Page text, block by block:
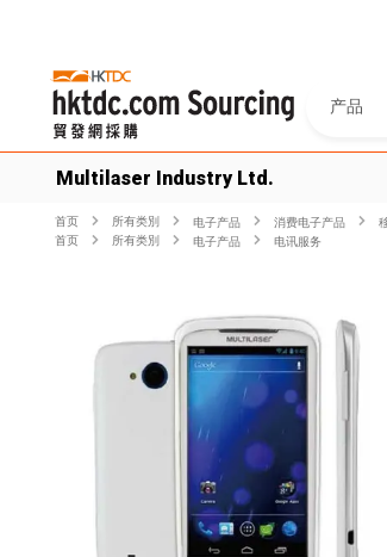
产品
Multilaser Industry Ltd.
首页 所有类別 电子产品 消费电子产品
首页
所有类別 电子产品 电讯服务